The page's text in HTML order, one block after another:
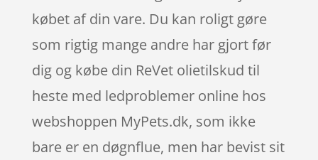
købet af din vare. Du kan roligt gøre
som rigtig mange andre har gjort før
dig og købe din ReVet olietilskud til
heste med ledproblemer online hos
webshoppen MyPets.dk, som ikke
bare er en døgnflue, men har bevist sit